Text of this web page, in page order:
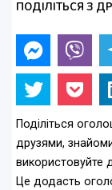
ПОДІЛІТЬСЯ З
Поділіться
друзями,
використовуйте
Це додасть